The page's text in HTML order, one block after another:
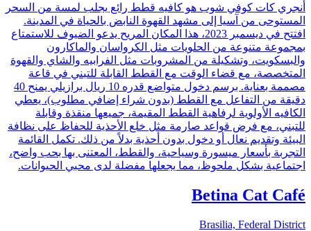
أنجري كات كوفي شوب هو كافيه قطط رائع يجلب لمسة من السحر
المستوحى من آسيا إلى مشهد القهوة النابض بالحياة في المدينة.
افتتح في ديسمبر 2023، هذا المكان المريح يدعو الضيوف للاستمتاع
بمجموعة متنوعة من الحلويات مثل الكرواسان والماكارون
والبسكويت، وتشكيلة من المشروبات مثل الفرابيه والشاي والقهوة
المتخصصة، مع قضاء الوقت مع القطط القابلة للتبني في قاعة
مصممة بعناية. برسم دخول متواضع قدره 10 ريال برازيلي يمنح 40
دقيقة من التفاعل مع القطط (بدون شراء إضافي مطلوب)، يعطي
الكافيه الأولوية لرفاهية القطط المقيمة، جميعها منقذة وقابلة
للتبني، مع فرض قواعد صارمة مثل خلع الأحذية للحفاظ على نظافة
البيئة وتقديم نعال أو دخول بدون أحذية بدلاً من ذلك. تكمل القائمة
التجربة بأسعار ميسورة وسياحية، والقطط، المعتنى بها بحب واضح،
اجتماعية بشكل ملحوظ، مما يجعلها مفضلة لدى محبي الحيوانات.
Betina Cat Café
Brasilia, Federal District